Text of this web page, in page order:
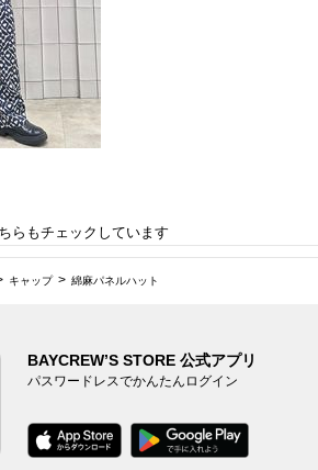
らもチェックしています
キャップ 綿麻パネルハット
BAYCREW’S STORE 公式アプリ
パスワードレスでかんたんログイン